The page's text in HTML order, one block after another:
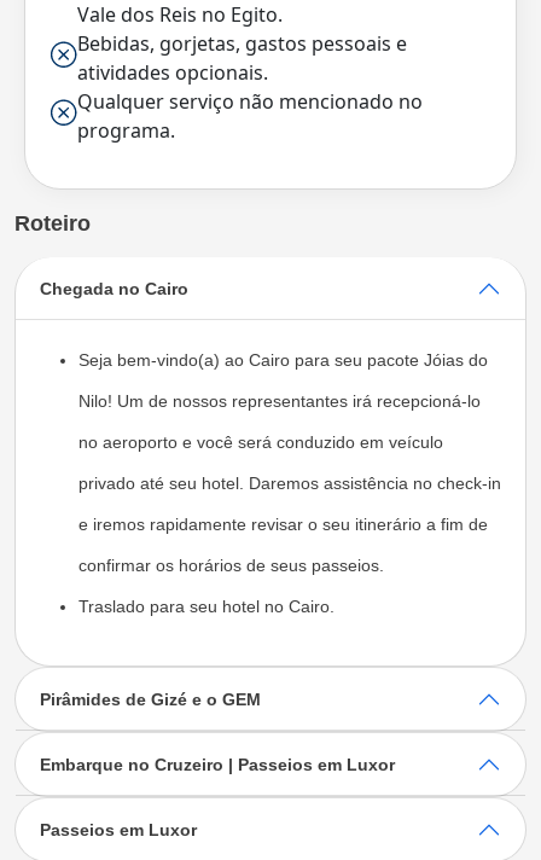
Vale dos Reis no Egito.
Bebidas, gorjetas, gastos pessoais e
atividades opcionais.
Qualquer serviço não mencionado no
programa.
Roteiro
Chegada no Cairo
Seja bem-vindo(a) ao Cairo para seu pacote Jóias do
Nilo! Um de nossos representantes irá recepcioná-lo
no aeroporto e você será conduzido em veículo
privado até seu hotel. Daremos assistência no check-in
e iremos rapidamente revisar o seu itinerário a fim de
confirmar os horários de seus passeios.
Traslado para seu hotel no Cairo.
Pirâmides de Gizé e o GEM
Embarque no Cruzeiro | Passeios em Luxor
Passeios em Luxor